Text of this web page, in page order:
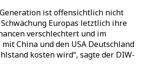
ist offensichtlich nicht
Europas letztlich ihre
verschlechtert und im
China und den USA Deutschland
kosten wird“, sagte der DIW-